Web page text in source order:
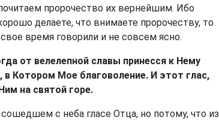
пророчество их вернейшим. Ибо
делаете, что внимаете пророчеству, то
время говорили и не совсем ясно.
от велелепной славы принесся к Нему
Котором Мое благоволение. И этот глас,
на святой горе.
с неба гласе Отца, но потому, что из